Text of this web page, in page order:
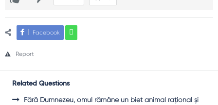
Facebook
Report
Related Questions
Fără Dumnezeu, omul rămâne un biet animal raţional şi